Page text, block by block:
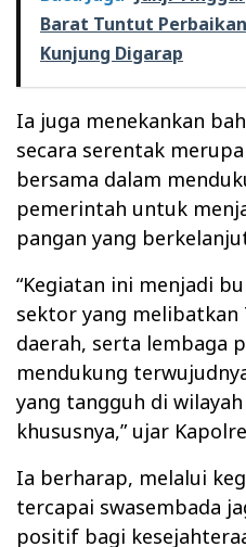
Barat Tuntut
Kunjung Digarap
Ia juga menekankan
secara serentak
bersama dalam
pemerintah untuk
pangan yang
“Kegiatan ini menjadi
sektor yang
daerah, serta lembaga
mendukung
yang tangguh di
khususnya,” ujar
Ia berharap, melalui
tercapai swasembada
positif bagi